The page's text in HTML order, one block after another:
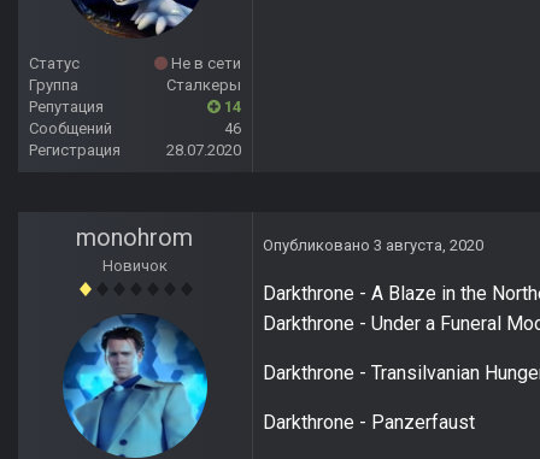
Статус
Не в сети
Группа
Сталкеры
Репутация
14
Сообщений
46
Регистрация
28.07.2020
monohrom
Новичок
Опубликовано 3 августа, 2020
Darkthrone - A Blaze in the
Darkthrone - Under a Funeral
Darkthrone - Transilvanian
Darkthrone - Panzerfaust